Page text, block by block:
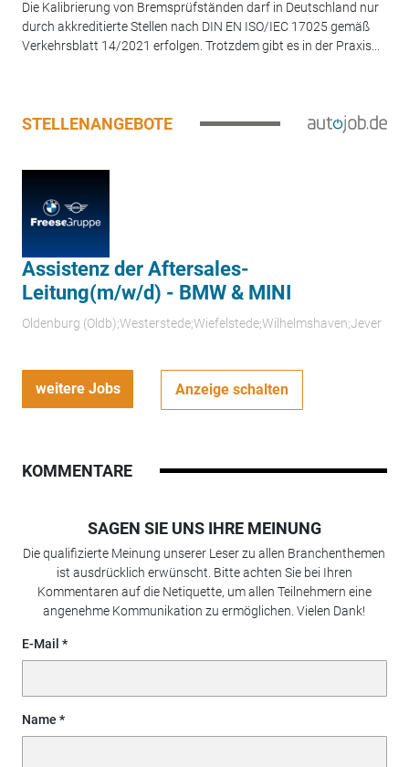
Die Kalibrierung von Bremsprüfständen darf in Deutschland nur
durch akkreditierte Stellen nach DIN EN ISO/IEC 17025 gemäß
Verkehrsblatt 14/2021 erfolgen. Trotzdem gibt es in der Praxis...
STELLENANGEBOTE
Assistenz der Aftersales-
Leitung(m/w/d) - BMW & MINI
Oldenburg (Oldb);Westerstede;Wiefelstede;Wilhelmshaven;Jever
weitere Jobs Anzeige schalten
KOMMENTARE
SAGEN SIE UNS IHRE MEINUNG
Die qualifizierte Meinung unserer Leser zu allen Branchenthemen
ist ausdrücklich erwünscht. Bitte achten Sie bei Ihren
Kommentaren auf die Netiquette, um allen Teilnehmern eine
angenehme Kommunikation zu ermöglichen. Vielen Dank!
E-Mail
Name